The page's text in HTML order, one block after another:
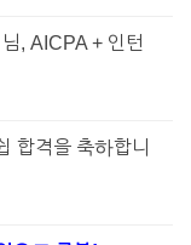
, AICPA + 인턴
합격을 축하합니